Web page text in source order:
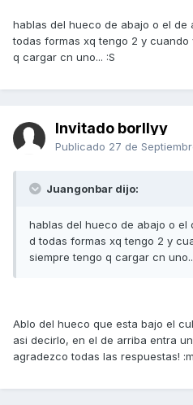
hablas del hueco de abajo o el de
todas formas xq tengo 2 y
q cargar cn uno... :S
Invitado borllyy
Publicado 27 de
Juangonbar dijo:
hablas del hueco de abajo o el
d todas formas xq tengo 2 y
siempre tengo q cargar cn
Ablo del hueco que esta bajo el
asi decirlo, en el de arriba entra
agradezco todas las respuestas!